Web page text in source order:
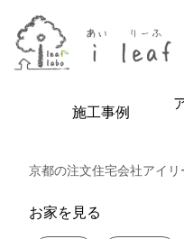
施工事例
京都の注文住宅会社アイリ
お家を見る